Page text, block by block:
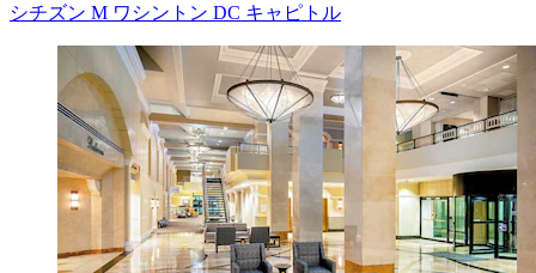
シチズン M ワシントン DC キャピトル